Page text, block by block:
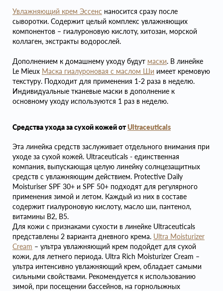
Увлажняющий крем Эссенс наносится сразу после
сыворотки. Содержит целый комплекс увлажняющих
компонентов – гиалуроновую кислоту, хитозан, морской
коллаген, экстракты водорослей.
Дополнением к домашнему уходу будут маски. В линейке
Le Mieux Маска гиалуроновая с маслом Ши имеет кремовую
текстуру. Подходит для применения 1-2 раза в неделю.
Индивидуальные тканевые маски в дополнение к
основному уходу используются 1 раз в неделю.
Средства ухода за сухой кожей отUltraceuticals
Эта линейка средств заслуживает отдельного внимания при
уходе за сухой кожей. Ultraceuticals - единственная
компания, выпускающая целую линейку солнцезащитных
средств с увлажняющим действием. Protective Daily
Moisturiser SPF 30+ и SPF 50+ подходят для регулярного
применения зимой и летом. Каждый из них в составе
содержит гиалуроновую кислоту, масло ши, пантенол,
витамины B2, B5.
Для кожи с признаками сухости в линейке Ultraceuticals
представлены 2 варианта дневного крема. Ultra Moisturizer
Cream – ультра увлажняющий крем подойдет для сухой
кожи, для летнего периода. Ultra Rich Moisturizer Cream –
ультра интенсивно увлажняющий крем, обладает самыми
сильными свойствами. Рекомендуется к использованию
зимой, при посещении бассейнов, на горнолыжных